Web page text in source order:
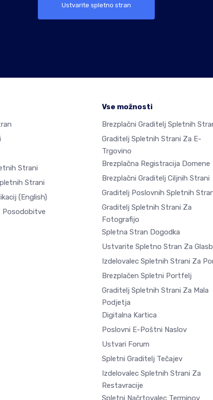
Ustvarite spletno stran
Strani
Strani
(English)
Posodobitve
Vse možnosti
Brezplačni Graditelj Spletnih
Graditelj Spletnih Strani Za E-
Trgovino
Brezplačna Registracija Domene
Brezplačni Graditelj Ciljnih Strani
Graditelj Poslovnih Spletnih
Graditelj Spletnih Strani Za
Fotografijo
Spletna Stran Dogodka
Ustvarite Spletno Stran Za
Izdelovalec Spletnih Strani Za
Brezplačen Spletni Portfelj
Graditelj Spletnih Strani Za Mala
Podjetja
Digitalna Kartica
Poslovni E-Poštni Naslov
Ustvari Forum
Spletni Graditelj Tečajev
Izdelovalec Spletnih Strani Za
Restavracije
Spletni Načrtovalec Terminov